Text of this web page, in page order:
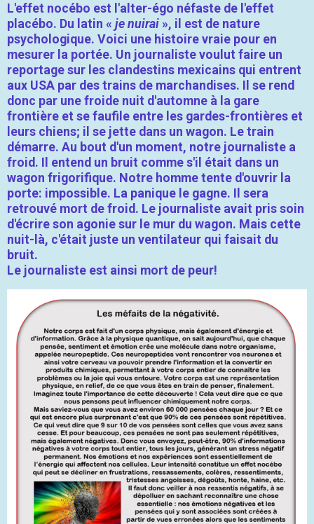
L'effet nocébo est l'alter-égo néfaste de l'effet
placébo. Du latin « je nuirai », il est de nature
psychologique. Voici une histoire vraie pour en
mesurer la portée. Un journaliste voulut faire un
reportage sur les clandestins mexicains qui entrent
aux USA par des trains de marchandises. Il se rend
donc par une froide nuit d'automne à la gare
frontière et se faufile entre les gardes-frontières et
leurs chiens; il se jette dans un wagon. Le train
démarre. Au bout d'un moment, notre journaliste a
froid. Il entend un bruit comme s'il était dans un
wagon frigorifique. Notre homme tente d'ouvrir la
porte: impossible. La panique le gagne. Il sera
retrouvé mort de froid. Le journaliste avait pris soin
d'écrire son agonie sur le mur du wagon. Mais cette
nuit-là, c'était juste un ventilateur qui faisait du
bruit.
Le journaliste est ainsi mort de peur!